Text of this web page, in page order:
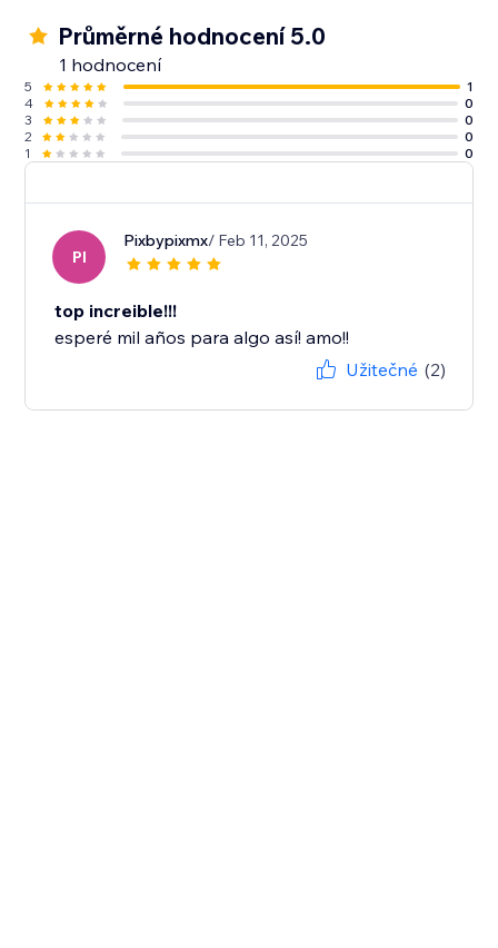
Průměrné hodnocení 5.0
1 hodnocení
5
1
4
0
3
0
2
0
1
0
PI
Pixbypixmx/ Feb 11, 2025
top increible!!!
esperé mil años para algo así! amo!!
Užitečné (2)